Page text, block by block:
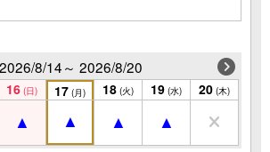
2026/8/14～ 2026/8/20
16 (日) 17 (月) 18 (火) 19 (水) 20 (木)